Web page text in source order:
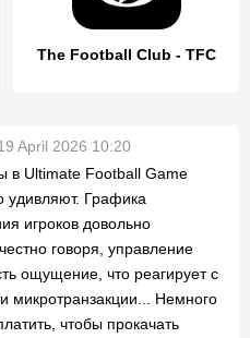
The Football Club - TFC
April 2026 10:20
в Ultimate Football Game
удивляют. Графика
игроков довольно
говоря, управление
ощущение, что реагирует с
микротранзакции... Немного
чтобы прокачать